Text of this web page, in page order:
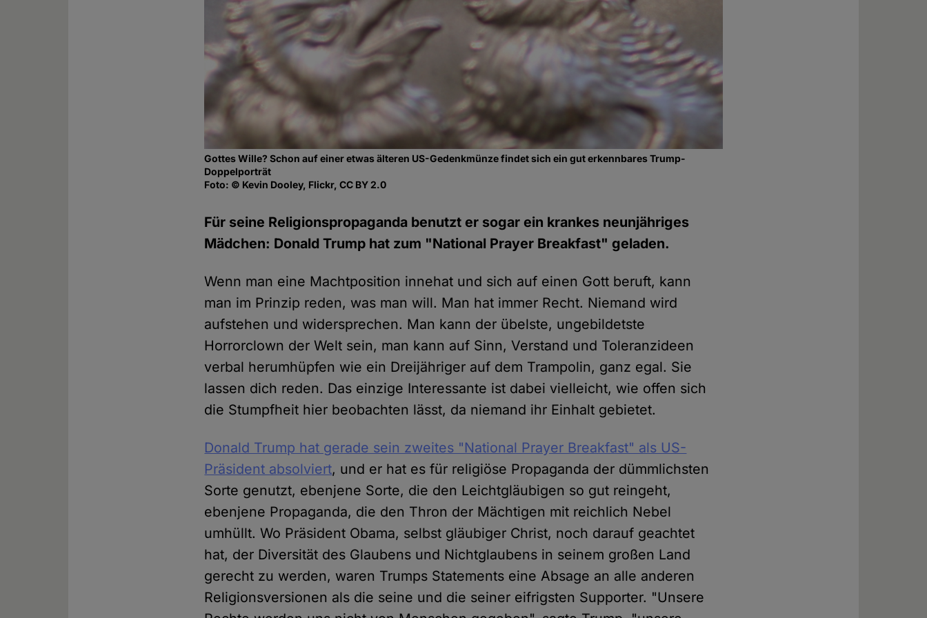
Gottes Wille? Schon auf einer etwas älteren US-Gedenkmünze findet sich ein gut erkennbares Trump-
Doppelporträt
Foto: © Kevin Dooley, Flickr, CC BY 2.0
Für seine Religionspropaganda benutzt er sogar ein krankes neunjähriges
Mädchen: Donald Trump hat zum "National Prayer Breakfast" geladen.
Wenn man eine Machtposition innehat und sich auf einen Gott beruft, kann
man im Prinzip reden, was man will. Man hat immer Recht. Niemand wird
aufstehen und widersprechen. Man kann der übelste, ungebildetste
Horrorclown der Welt sein, man kann auf Sinn, Verstand und Toleranzideen
verbal herumhüpfen wie ein Dreijähriger auf dem Trampolin, ganz egal. Sie
lassen dich reden. Das einzige Interessante ist dabei vielleicht, wie offen sich
die Stumpfheit hier beobachten lässt, da niemand ihr Einhalt gebietet.
Donald Trump hat gerade sein zweites "National Prayer Breakfast" als US-
Präsident absolviert, und er hat es für religiöse Propaganda der dümmlichsten
Sorte genutzt, ebenjene Sorte, die den Leichtgläubigen so gut reingeht,
ebenjene Propaganda, die den Thron der Mächtigen mit reichlich Nebel
umhüllt. Wo Präsident Obama, selbst gläubiger Christ, noch darauf geachtet
hat, der Diversität des Glaubens und Nichtglaubens in seinem großen Land
gerecht zu werden, waren Trumps Statements eine Absage an alle anderen
Religionsversionen als die seine und die seiner eifrigsten Supporter. "Unsere